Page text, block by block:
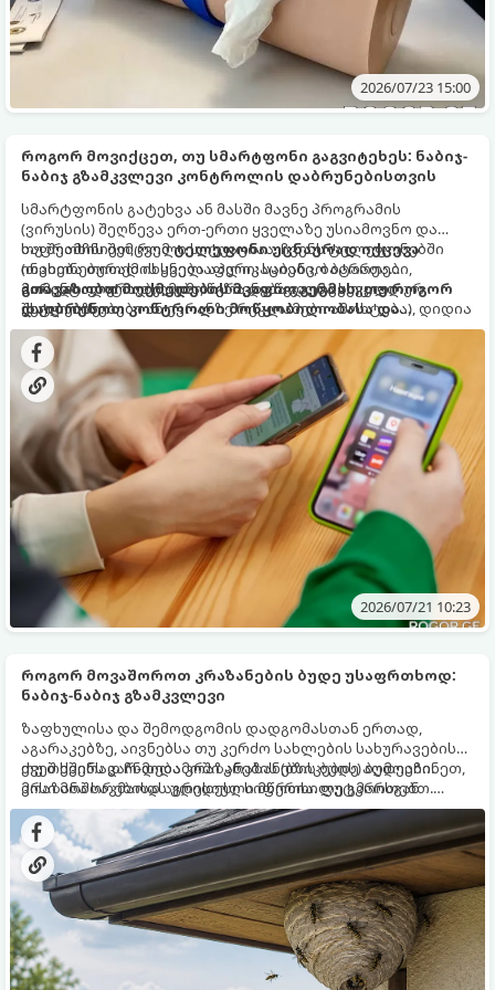
2026/07/23 15:00
როგორ მოვიქცეთ, თუ სმარტფონი გაგვიტეხეს: ნაბიჯ-
ნაბიჯ გზამკვლევი კონტროლის დაბრუნებისთვის
სმარტფონის გატეხვა ან მასში მავნე პროგრამის
(ვირუსის) შეღწევა ერთ-ერთი ყველაზე უსიამოვნო და
საფრთხის შემცველი სიტუაციაა. ჩვენს ტელეფონებში
ინახება თითქმის ყველაფერი: საბანკო ბარათები,
პირადი ფოტოები, მიმოწერა და წვდომა სოციალურ
ქსელებზე.
თუ შეამჩნიეთ, რომტელეფონი უცნაურად იქცევა
(თვითნებურად იხსნება აპლიკაციები, ბატარეა
მომენტალურად ჯდება, იგზავნება გაურკვეველი
შეტყობინებები ან ეკრანზე რეკლამები ამოხტება), დიდია
ალბათობა, რომ მოწყობილობაზე წვდომა თაღლითებმა
მოიპოვეს.
გთავაზობთ მოქმედების მკაფიო გეგმას, თუ როგორ
დაიბრუნოთ კონტროლი მოწყობილობასა და
მონაცემებზე.
2026/07/21 10:23
როგორ მოვაშოროთ კრაზანების ბუდე უსაფრთხოდ:
ნაბიჯ-ნაბიჯ გზამკვლევი
ზაფხულისა და შემოდგომის დადგომასთან ერთად,
აგარაკებზე, აივნებსა თუ კერძო სახლების სახურავების
ქვეშ ხშირად ჩნდება კრაზანების (ბზიკების) ბუდეები.
კრაზანა საკმაოდ აგრესიული მწერია. ფუტკრისგან
განსხვავებით, მას შეუძლია ადამიანს რამდენჯერმე
უკბინოს, მისი შხამი კი ძლიერ ტკივილს, შეშუპებას და
საფრთხის შემცველ ალერგიულ რეაქციებს
(ანაფილაქსიურ შოკს) იწვევს.
თუ თქვენს კარ-მიდამოში კრაზანების ბუდე აღმოაჩინეთ,
მისი მოშორებისას უდიდესი სიფრთხილე გმართებთ.
გთავაზობთ დეტალურ ინსტრუქციას, თუ როგორ
გააკეთოთ ეს უსაფრთხოდ, ყოველგვარი ტრავმების
გარეშე.